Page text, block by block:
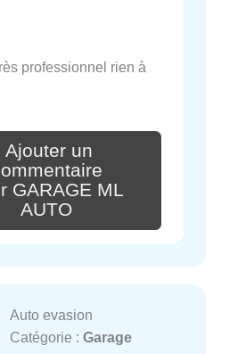
professionnel rien à
Ajouter un
GARAGE ML
AUTO
Auto evasion
Catégorie : Garage